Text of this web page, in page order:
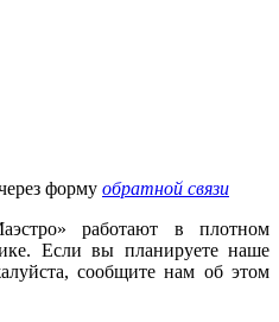
форму обратной связи
работают в плотном
Если вы планируете наше
сообщите нам об этом